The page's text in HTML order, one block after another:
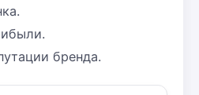
бренда.